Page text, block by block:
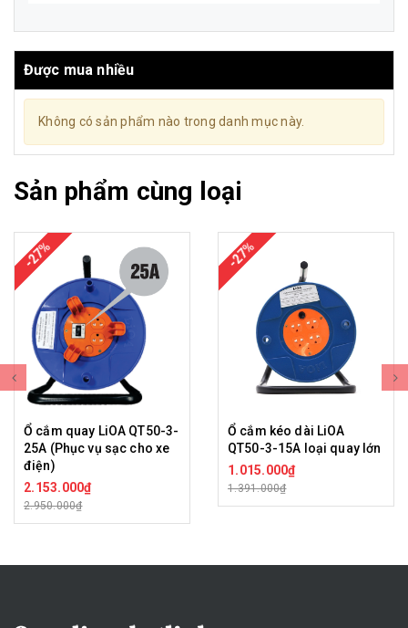
Được mua nhiều
Không có sản phẩm nào trong danh mục này.
Sản phẩm cùng loại
-27%
Ổ cắm quay LiOA QT50-3-
25A (Phục vụ sạc cho xe
điện)
2.153.000₫
2.950.000₫
-27%
Ổ cắm kéo dài LiOA
QT50-3-15A loại quay lớn
1.015.000₫
1.391.000₫